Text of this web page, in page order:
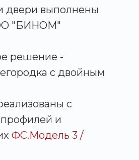
двери выполнены
"БИНОМ"
решение -
с двойным
с
и
ФС.Модель 3 /